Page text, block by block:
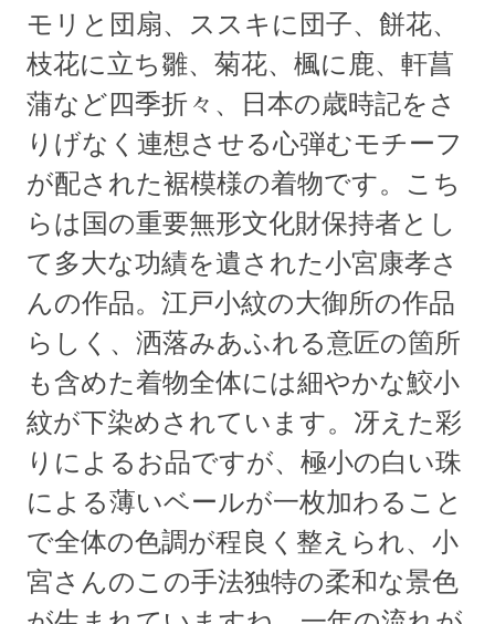
モリと団扇、ススキに団子、餅花、
枝花に立ち雛、菊花、楓に鹿、軒菖
蒲など四季折々、日本の歳時記をさ
りげなく連想させる心弾むモチーフ
が配された裾模様の着物です。こち
らは国の重要無形文化財保持者とし
て多大な功績を遺された小宮康孝さ
んの作品。江戸小紋の大御所の作品
らしく、洒落みあふれる意匠の箇所
も含めた着物全体には細やかな鮫小
紋が下染めされています。冴えた彩
りによるお品ですが、極小の白い珠
による薄いベールが一枚加わること
で全体の色調が程良く整えられ、小
宮さんのこの手法独特の柔和な景色